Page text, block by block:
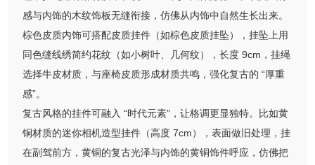
感与内饰的木纹饰板无缝衔接，仿佛从内饰中自然生长出来。
棕色皮质内饰可搭配皮质挂件（如棕色皮质挂坠），挂坠上用
同色缝线绣简约花纹（如小树叶、几何纹），长度 9cm，挂绳
选择牛皮材质，与座椅皮质形成材质共鸣，强化复古的 “厚重
感”。
复古风格的挂件可融入 “时代元素”，让格调更显独特。比如黄
铜材质的迷你相机造型挂件（高度 7cm），表面做旧处理，挂
在副驾前方，黄铜的复古光泽与内饰的黄铜饰件呼应，仿佛把